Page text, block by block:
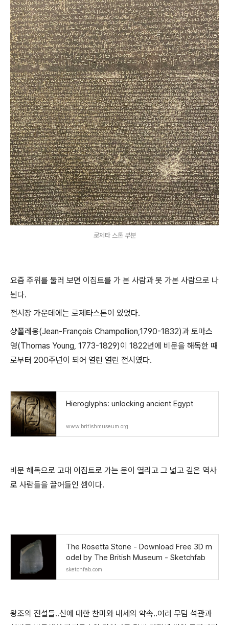
로제타 스톤 부분
요즘 주위를 둘러 보면 이집트를 가 본 사람과 못 가본 사람으로 나
뉜다.
전시장 가운데에는 로제타스톤이 있었다.
샹폴레옹(Jean-François Champollion,1790-1832)과 토마스
영(Thomas Young, 1773-1829)이 1822년에 비문을 해독한 때
로부터 200주년이 되어 열린 열린 전시였다.
Hieroglyphs: unlocking ancient Egypt
www.britishmuseum.org
비문 해독으로 고대 이집트로 가는 문이 열리고 그 넓고 깊은 역사
로 사람들을 끌어들인 셈이다.
The Rosetta Stone - Download Free 3D m
odel by The British Museum - Sketchfab
sketchfab.com
왕조의 전설들..신에 대한 찬미와 내세의 약속..여러 무덤 석관과